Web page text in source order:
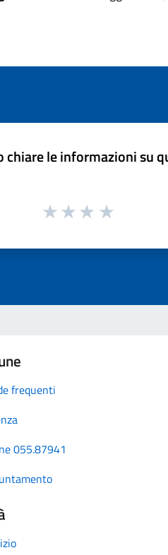
chiare le informazioni su
frequenti
055.87941